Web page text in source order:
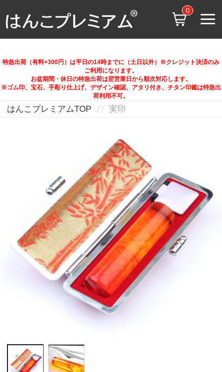
0
特急出荷（有料+300円）は平日の14時までに（土日以外）※クレジット決済のみ
ご利用になります。
お盆期間・休日の特急出荷は翌営業日から順次対応します。
※ゴム印、宝石、手彫り仕上げ、デザイン確認、アタリ付き、チタン印鑑は特急出
荷利用不可。
はんこプレミアムTOP 実印